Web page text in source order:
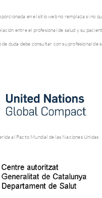
en el sitio web no remplaza si no
entre el profesional de salud y su
duda debe consultar con su profesional de
al Pacto Mundial de las Naciones Unidas